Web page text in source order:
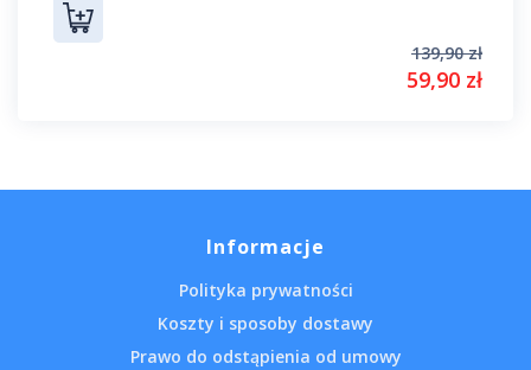
139,90 zł
59,90 zł
Informacje
Polityka prywatności
Koszty i sposoby dostawy
Prawo do odstąpienia od umowy